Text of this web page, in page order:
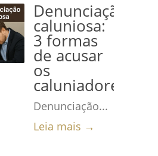
Denunciação
caluniosa:
3 formas
de acusar
os
caluniadores
Denunciação...
Leia mais →